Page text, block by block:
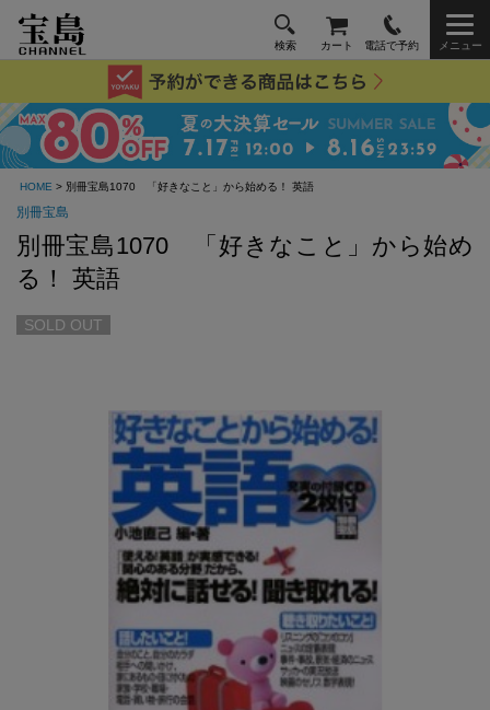
検索 カート 電話で予約 メニュー
HOME > 別冊宝島1070 「好きなこと」から始める！ 英語
別冊宝島
別冊宝島1070 「好きなこと」から始め
る！ 英語
SOLD OUT